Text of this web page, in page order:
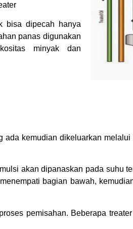
bisa dipecah hanya
panas digunakan
minyak dan
kemudian dikeluarkan
akan dipanaskan pada suhu
bagian bawah,
pemisahan. Beberapa